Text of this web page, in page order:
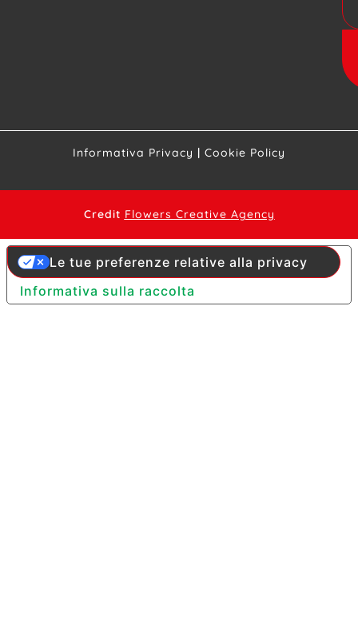
Informativa Privacy | Cookie Policy
Credit Flowers Creative Agency
Informativa sulla raccolta
Le tue preferenze relative alla privacy